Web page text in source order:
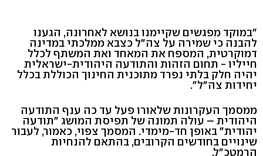
"במוקד מפגשים שקיימנו בנושא לאחרונה, הגענו
להבנה כי שמירה על צה"ל כצבא ממלכתי במדינה
דמוקרטית, המספח את המאחד ואת המשתף לכלל
חייליו - תחום הזהות והתודעה היהודית-ישראלית
יהיה חלק בלתי נפרד מתוכנית החינוך הכוללת בכלל
יחידות צה"ל".
ממסמך העקרונות שלאורו פעל עד כה ענף התודעה
היהודית – עולה תמונה של תפיסת המושג "תודעה
יהודית" באופן חד-מימדי. המסמך צפוי, כאמור, לעבור
שינויים בחודשים הקרובים, בהתאם להנחיות
הרמטכ"ל.